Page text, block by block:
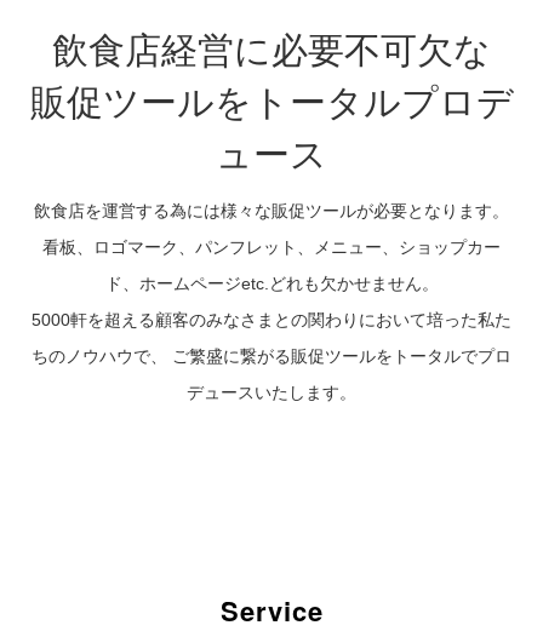
飲食店経営に必要不可欠な
販促ツールをトータルプロデ
ュース
飲食店を運営する為には様々な販促ツールが必要となります。
看板、ロゴマーク、パンフレット、メニュー、ショップカー
ド、ホームページetc.どれも欠かせません。
5000軒を超える顧客のみなさまとの関わりにおいて培った私た
ちのノウハウで、 ご繁盛に繋がる販促ツールをトータルでプロ
デュースいたします。
Service